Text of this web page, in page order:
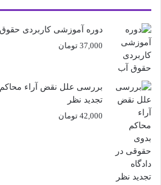
دوره آموزشی کاربردی
37,000 تومان
بررسی علل نقض آراء محاکم
تجدید نظر
42,000 تومان